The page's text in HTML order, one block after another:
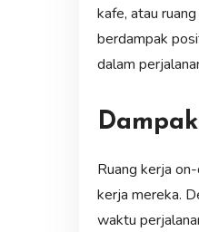
kafe, atau
berdampak
dalam
Ruang kerja
kerja mereka.
waktu